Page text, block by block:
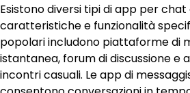
Esistono diversi tipi di app per
caratteristiche e funzionalità
popolari includono piattaforme di
istantanea, forum di discussione e
incontri casuali. Le app di